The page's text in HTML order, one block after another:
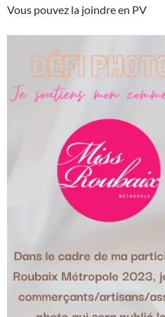
Vous pouvez la joindre en PV